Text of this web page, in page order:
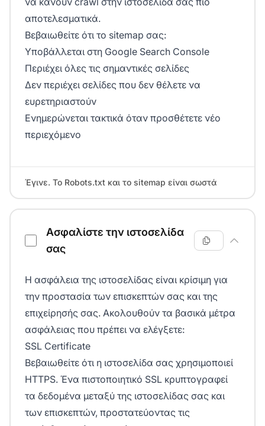
αποτελεσματικά.
Βεβαιωθείτε ότι το sitemap σας:
Υποβάλλεται στη Google Search Console
Περιέχει όλες τις σημαντικές σελίδες
Δεν περιέχει σελίδες που δεν θέλετε να
ευρετηριαστούν
Ενημερώνεται τακτικά όταν προσθέτετε νέο
περιεχόμενο
Έγινε. Το Robots.txt και το sitemap είναι σωστά
Ασφαλίστε την ιστοσελίδα
σας
Η ασφάλεια της ιστοσελίδας είναι κρίσιμη για
την προστασία των επισκεπτών σας και της
επιχείρησής σας. Ακολουθούν τα βασικά μέτρα
ασφάλειας που πρέπει να ελέγξετε:
SSL Certificate
Βεβαιωθείτε ότι η ιστοσελίδα σας χρησιμοποιεί
HTTPS. Ένα πιστοποιητικό SSL κρυπτογραφεί
τα δεδομένα μεταξύ της ιστοσελίδας σας και
των επισκεπτών, προστατεύοντας τις